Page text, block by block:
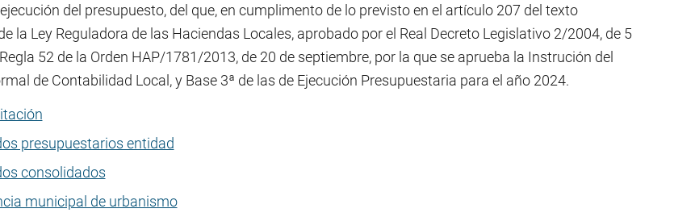
del presupuesto, del que, en cumplimento de lo previsto en el artículo 207 del texto
la Ley Reguladora de las Haciendas Locales, aprobado por el Real Decreto Legislativo 2/2004, de 5
52 de la Orden HAP/1781/2013, de 20 de septiembre, por la que se aprueba la Instrución del
de Contabilidad Local, y Base 3ª de las de Ejecución Presupuestaria para el año 2024.
presupuestarios entidad
consolidados
municipal de urbanismo